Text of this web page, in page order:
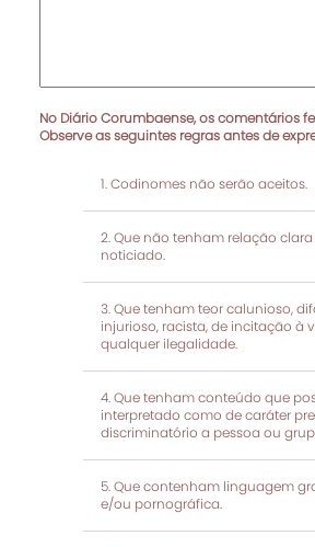
No Diário Corumbaense, os comentários
Observe as seguintes regras antes de
Codinomes não serão aceitos.
Que não tenham relação
noticiado.
Que tenham teor calunioso,
injurioso, racista, de incitação à
qualquer ilegalidade.
Que tenham conteúdo que
interpretado como de caráter
discriminatório a pessoa ou
Que contenham linguagem
e/ou pornográfica.